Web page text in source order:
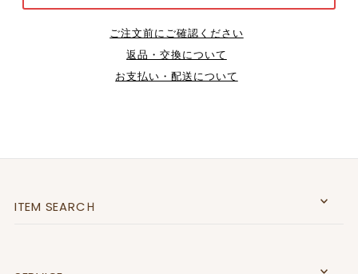
ご注文前にご確認ください
返品・交換について
お支払い・配送について
ITEM SEARCＨ